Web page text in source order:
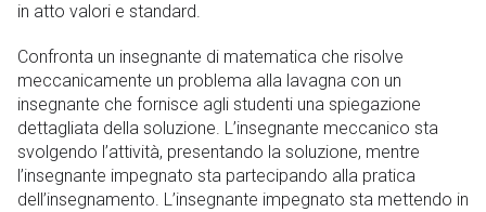
in atto valori e standard.
Confronta un insegnante di matematica che risolve
meccanicamente un problema alla lavagna con un
insegnante che fornisce agli studenti una spiegazione
dettagliata della soluzione. L’insegnante meccanico sta
svolgendo l’attività, presentando la soluzione, mentre
l’insegnante impegnato sta partecipando alla pratica
dell’insegnamento. L’insegnante impegnato sta mettendo in